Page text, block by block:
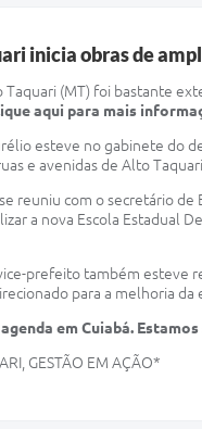
inicia obras de
(MT) foi bastante
aqui para mais
esteve no gabinete do
e avenidas de Alto
reuniu com o secretário
a nova Escola Estadual
prefeito também esteve
para a melhoria
em Cuiabá.
GESTÃO EM AÇÃO*